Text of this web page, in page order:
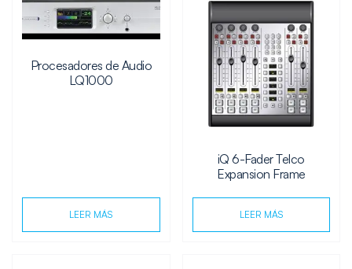
Procesadores de Audio
LQ1000
LEER MÁS
iQ 6-Fader Telco
Expansion Frame
LEER MÁS